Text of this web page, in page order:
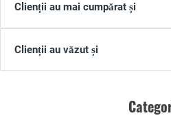
Clienții au mai cumpărat și
Clienții au văzut și